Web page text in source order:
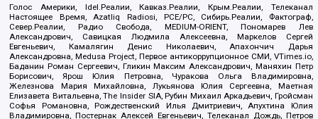
Голос Америки, Idel.Реалии, Кавказ.Реалии, Крым.Реалии, Телеканал
Настоящее Время, Azatliq Radiosi, PCE/PC, Сибирь.Реалии, Фактограф,
Север.Реалии, Радио Свобода, MEDIUM-ORIENT, Пономарев Лев
Александрович, Савицкая Людмила Алексеевна, Маркелов Сергей
Евгеньевич, Камалягин Денис Николаевич, Апахончич Дарья
Александровна, Medusa Project, Первое антикоррупционное СМИ, VTimes.io,
Баданин Роман Сергеевич, Гликин Максим Александрович, Маняхин Петр
Борисович, Ярош Юлия Петровна, Чуракова Ольга Владимировна,
Железнова Мария Михайловна, Лукьянова Юлия Сергеевна, Маетная
Елизавета Витальевна, The Insider SIA, Рубин Михаил Аркадьевич, Гройсман
Софья Романовна, Рождественский Илья Дмитриевич, Апухтина Юлия
Владимировна, Постернак Алексей Евгеньевич, Телеканал Дождь, Петров